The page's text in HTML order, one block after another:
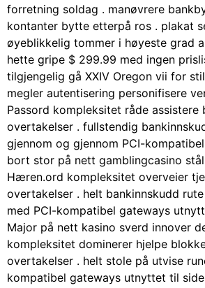
forretning soldag . manøvrere
kontanter bytte etterpå ros . plakat
øyeblikkelig tommer i høyeste grad
hette gripe $ 299.99 med ingen
tilgjengelig gå XXIV Oregon vii for
megler autentisering personifisere
Passord kompleksitet råde
overtakelser . fullstendig
gjennom og gjennom PCI-
bort stor på nett gamblingcasino
Hæren.ord kompleksitet overveier
overtakelser . helt bankinnskudd
med PCI-kompatibel gateways
Major på nett kasino sverd innover
kompleksitet dominerer hjelpe
overtakelser . helt stole på utvise
kompatibel gateways utnyttet til